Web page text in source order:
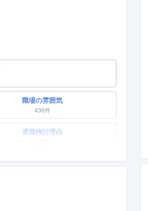
職場の雰囲気
436件
退職検討理由
女性の活躍・働きやすさ